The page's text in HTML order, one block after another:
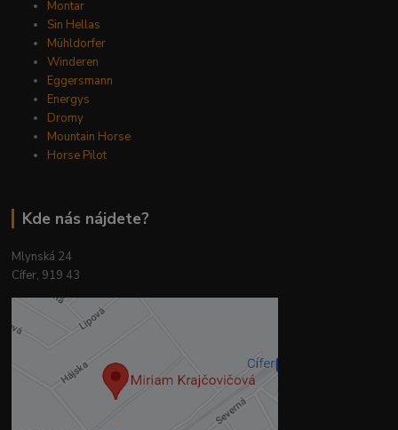
Montar
Sin Hellas
Mühldorfer
Winderen
Eggersmann
Energys
Dromy
Mountain Horse
Horse Pilot
Kde nás nájdete?
Mlynská 24
Cífer, 919 43